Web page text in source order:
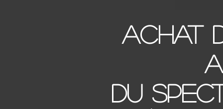
Achat
du